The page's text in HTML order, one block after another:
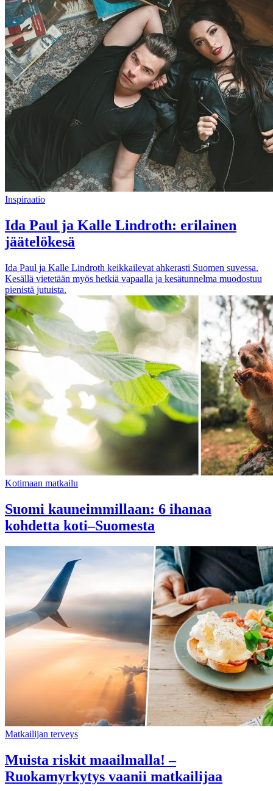
Inspiraatio
Ida Paul ja Kalle Lindroth: erilainen
jäätelökesä
Ida Paul ja Kalle Lindroth keikkailevat ahkerasti Suomen suvessa.
Kesällä vietetään myös hetkiä vapaalla ja kesätunnelma muodostuu
pienistä jutuista.
Kotimaan matkailu
Suomi kauneimmillaan: 6 ihanaa
kohdetta koti–Suomesta
Matkailijan terveys
Muista riskit maailmalla! –
Ruokamyrkytys vaanii matkailijaa